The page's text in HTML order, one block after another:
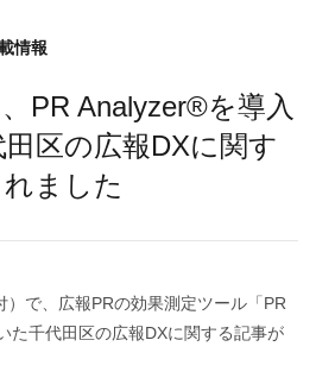
情報
、PR Analyzer®を導入
区の広報DXに関す
ました
で、広報PRの効果測定ツール「PR
た千代田区の広報DXに関する記事が